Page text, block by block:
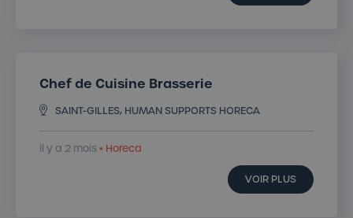
Chef de Cuisine Brasserie
SAINT-GILLES, HUMAN SUPPORTS HORECA
il y a 2 mois• Horeca
VOIR PLUS